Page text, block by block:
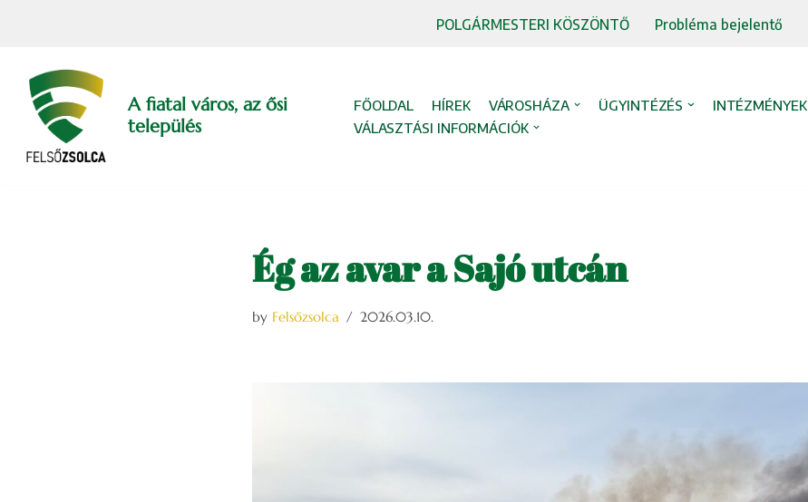
content
POLGÁRMESTERI KÖSZÖNTŐ Probléma bejelentő
A fiatal város, az ősi
település
FŐOLDAL HÍREK VÁROSHÁZA ÜGYINTÉZÉS INTÉZMÉNYEK
VÁLASZTÁSI INFORMÁCIÓK
Ég az avar a Sajó utcán
by Felsőzsolca 2026.03.10.